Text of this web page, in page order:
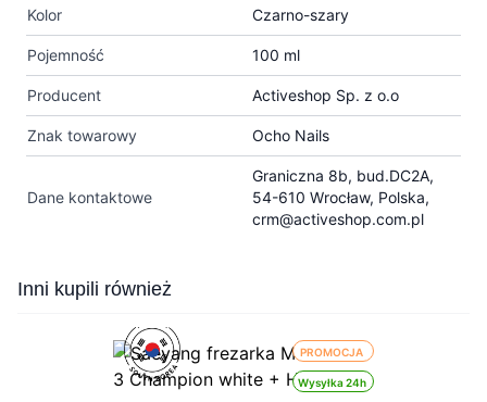
Kolor Czarno-szary
Pojemność 100 ml
Producent Activeshop Sp. z o.o
Znak towarowy Ocho Nails
Dane kontaktowe
Graniczna 8b, bud.DC2A,
54-610 Wrocław, Polska,
crm@activeshop.com.pl
Press to skip carousel
Inni kupili również
PROMOCJA
Wysyłka 24h